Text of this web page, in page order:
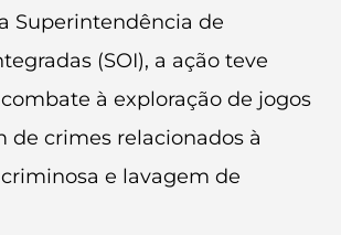
Superintendência de
(SOI), a ação teve
à exploração de jogos
de crimes relacionados à
e lavagem de